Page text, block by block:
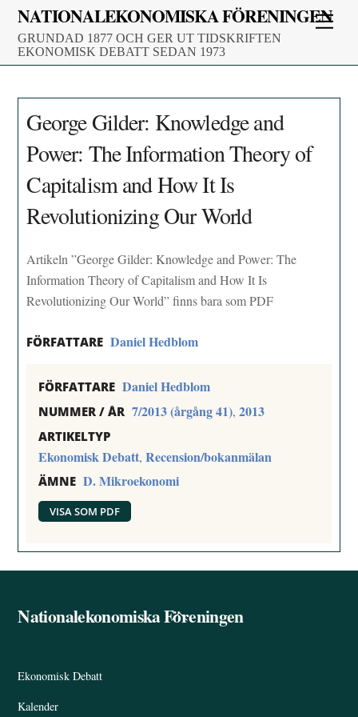
Skip
content
NATIONALEKONOMISKA FÖRENINGEN
GRUNDAD 1877 OCH GER UT TIDSKRIFTEN
EKONOMISK DEBATT SEDAN 1973
George Gilder: Knowledge and
Power: The Information Theory of
Capitalism and How It Is
Revolutionizing Our World
Artikeln ”George Gilder: Knowledge and Power: The
Information Theory of Capitalism and How It Is
Revolutionizing Our World” finns bara som PDF
FÖRFATTARE Daniel Hedblom
FÖRFATTARE Daniel Hedblom
NUMMER / ÅR 7/2013 (årgång 41),2013
ARTIKELTYP
Ekonomisk Debatt,Recension/bokanmälan
ÄMNE D. Mikroekonomi
VISA SOM PDF
Back
Nationalekonomiska Föreningen
Ekonomisk Debatt
Kalender